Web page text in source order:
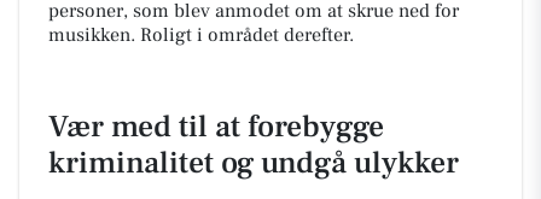
personer, som blev anmodet om at skrue ned for
musikken. Roligt i området derefter.
Vær med til at forebygge
kriminalitet og undgå ulykker